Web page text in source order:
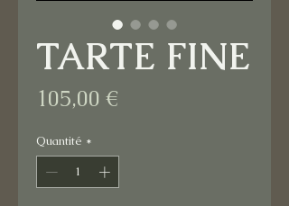
TARTE FINE
105,00 €
Quantité *